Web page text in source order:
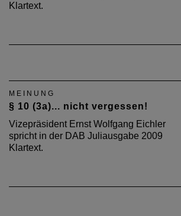
Klartext.
MEINUNG
§ 10 (3a)... nicht vergessen!
Vizepräsident Ernst Wolfgang Eichler
spricht in der DAB Juliausgabe 2009
Klartext.